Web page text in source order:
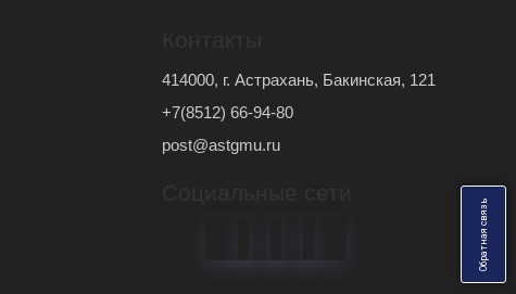
О
б
р
а
т
н
а
я
с
в
я
з
ь
414000, г. Астрахань, Бакинская, 121
+7(8512) 66-94-80
post@astgmu.ru